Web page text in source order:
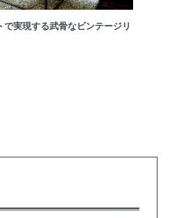
で実現する武骨なビンテージリ